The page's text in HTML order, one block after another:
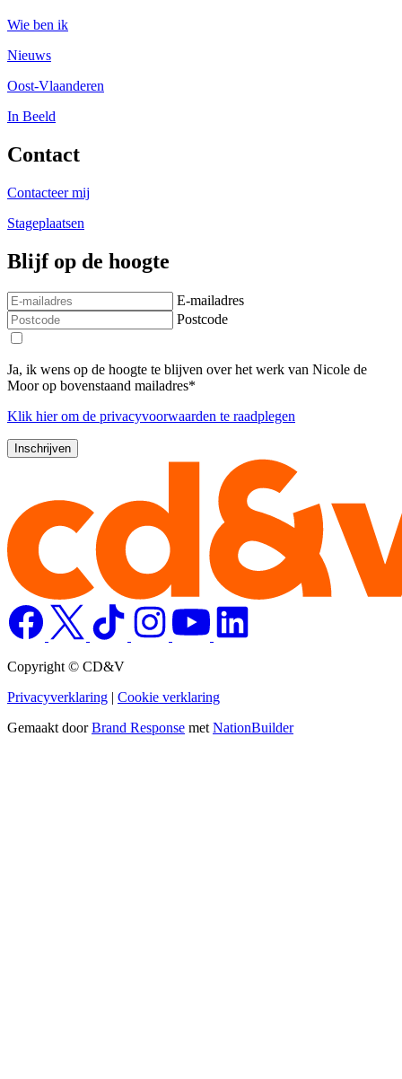
Wie ben ik
Nieuws
Oost-Vlaanderen
In Beeld
Contact
Contacteer mij
Stageplaatsen
Blijf op de hoogte
E-mailadres
Postcode
Ja, ik wens op de hoogte te blijven over het werk van Nicole de
Moor op bovenstaand mailadres*
Klik hierom de privacyvoorwaarden te raadplegen
Copyright © CD&V
Privacyverklaring | Cookie verklaring
Gemaakt doorBrand Response met NationBuilder